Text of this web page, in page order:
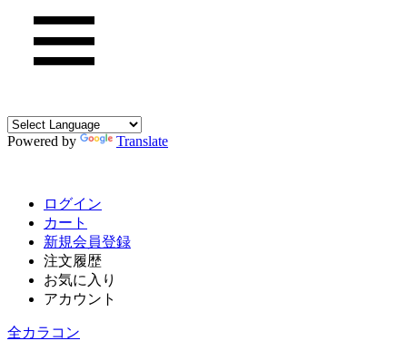
Powered by Translate
ログイン
カート
新規会員登録
注文履歴
お気に入り
アカウント
全カラコン